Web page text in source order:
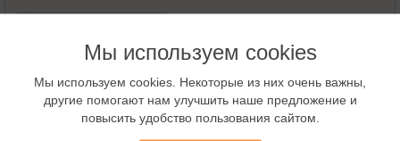
Виртуальный гид
Мы используем cookies
Мы используем cookies. Некоторые из них очень важны,
другие помогают нам улучшить наше предложение и
повысить удобство пользования сайтом.